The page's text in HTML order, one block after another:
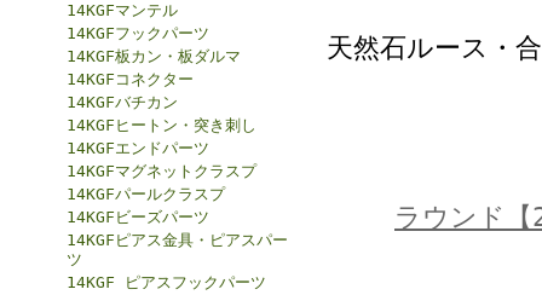
14KGFマンテル
14KGFフックパーツ
14KGF板カン・板ダルマ
14KGFコネクター
14KGFバチカン
14KGFヒートン・突き刺し
14KGFエンドパーツ
14KGFマグネットクラスプ
14KGFパールクラスプ
14KGFビーズパーツ
14KGFピアス金具・ピアスパー
ツ
14KGF ピアスフックパーツ
天然石ルース・
ラウンド【